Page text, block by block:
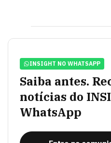
INSIGHT NO WHATSAPP
Saiba antes.
notícias do
WhatsApp